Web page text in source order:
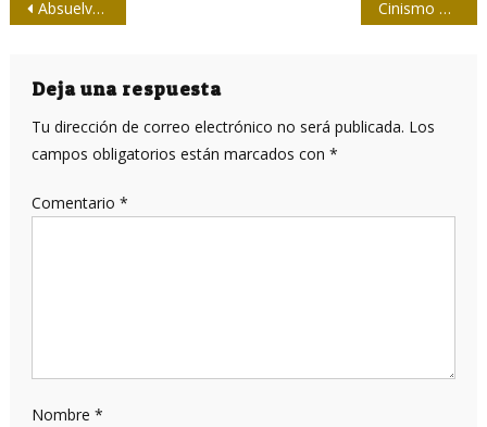
Navegación
entradas
Absuelven a coordinador de Cubainformación Cinismo Periódico
Deja una respuesta
Tu dirección de correo electrónico no será publicada. Los
campos obligatorios están marcados con *
Comentario *
Nombre *